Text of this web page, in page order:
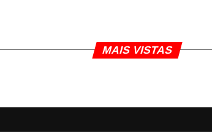
MAIS VISTAS